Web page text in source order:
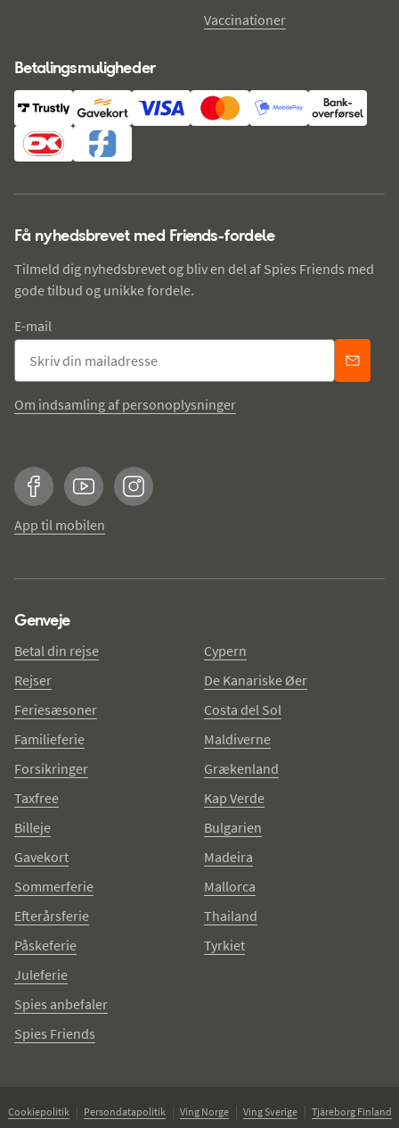
Vaccinationer
Betalingsmuligheder
Få nyhedsbrevet med Friends-fordele
Tilmeld dig nyhedsbrevet og bliv en del af Spies Friends med
gode tilbud og unikke fordele.
E-mail
Om indsamling af personoplysninger
FacebookYouTubeInstagram
App til mobilen
Genveje
Betal din rejse
Rejser
Feriesæsoner
Familieferie
Forsikringer
Taxfree
Billeje
Gavekort
Sommerferie
Efterårsferie
Påskeferie
Juleferie
Spies anbefaler
Spies Friends
Cypern
De Kanariske Øer
Costa del Sol
Maldiverne
Grækenland
Kap Verde
Bulgarien
Madeira
Mallorca
Thailand
Tyrkiet
Cookiepolitik Persondatapolitik Ving Norge Ving Sverige
Tjäreborg Finland